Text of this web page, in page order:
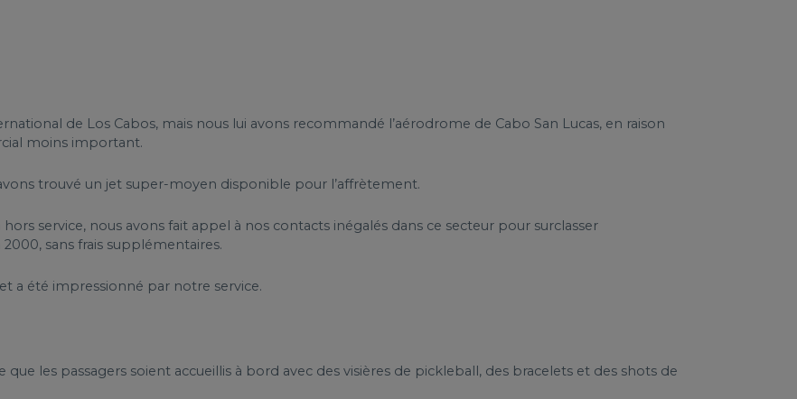
de Los Cabos, mais nous lui avons recommandé l’aérodrome de Cabo San Lucas, en raison
moins important.
trouvé un jet super-moyen disponible pour l’affrètement.
service, nous avons fait appel à nos contacts inégalés dans ce secteur pour surclasser
sans frais supplémentaires.
a été impressionné par notre service.
les passagers soient accueillis à bord avec des visières de pickleball, des bracelets et des shots de